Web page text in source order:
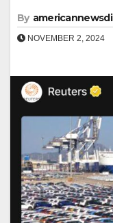
By americannewsdi
NOVEMBER 2, 2024